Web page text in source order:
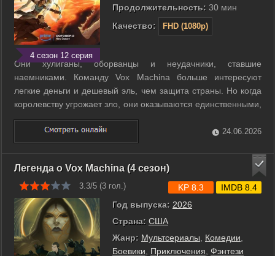
4 сезон 12 серия
Продолжительность: 30 мин
Качество:
FHD (1080p)
Они хулиганы, оборванцы и неудачники, ставшие
наемниками. Команду Vox Machina больше интересуют
легкие деньги и дешевый эль, чем защита страны. Но когда
королевству угрожает зло, они оказываются единственными,
кто способен восстановить справедливость. ...
24.06.2026
Легенда о Vox Machina (4 сезон)
3.3/5 (3 гол.)
Год выпуска: 2026
Страна: США
Жанр: Мультсериалы Комедии
Боевики
Приключения Фэнтези
KP 8.3 IMDB 8.4